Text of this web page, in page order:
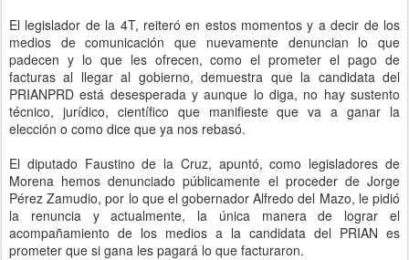
El legislador de la 4T, reiteró en estos momentos y a decir de los
medios de comunicación que nuevamente denuncian lo que
padecen y lo que les ofrecen, como el prometer el pago de
facturas al llegar al gobierno, demuestra que la candidata del
PRIANPRD está desesperada y aunque lo diga, no hay sustento
técnico, jurídico, científico que manifieste que va a ganar la
elección o como dice que ya nos rebasó.
El diputado Faustino de la Cruz, apuntó, como legisladores de
Morena hemos denunciado públicamente el proceder de Jorge
Pérez Zamudio, por lo que el gobernador Alfredo del Mazo, le pidió
la renuncia y actualmente, la única manera de lograr el
acompañamiento de los medios a la candidata del PRIAN es
prometer que si gana les pagará lo que facturaron.